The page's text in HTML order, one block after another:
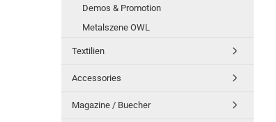
Demos & Promotion
Metalszene OWL
Textilien
Accessories
Magazine / Buecher